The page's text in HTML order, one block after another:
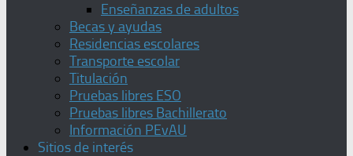
Enseñanzas de adultos
Becas y ayudas
Residencias escolares
Transporte escolar
Titulación
Pruebas libres ESO
Pruebas libres Bachillerato
Información PEvAU
Sitios de interés